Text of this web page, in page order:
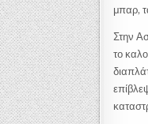
μπαρ,
Στην
το